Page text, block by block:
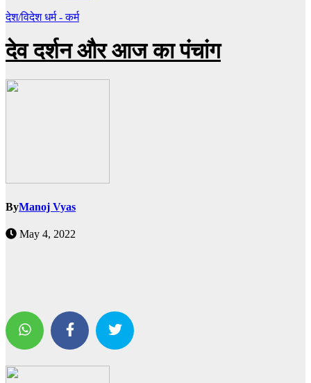
देश/विदेशधर्म - कर्म
देव दर्शन और आज का पंचांग
ByManoj Vyas
May 4, 2022